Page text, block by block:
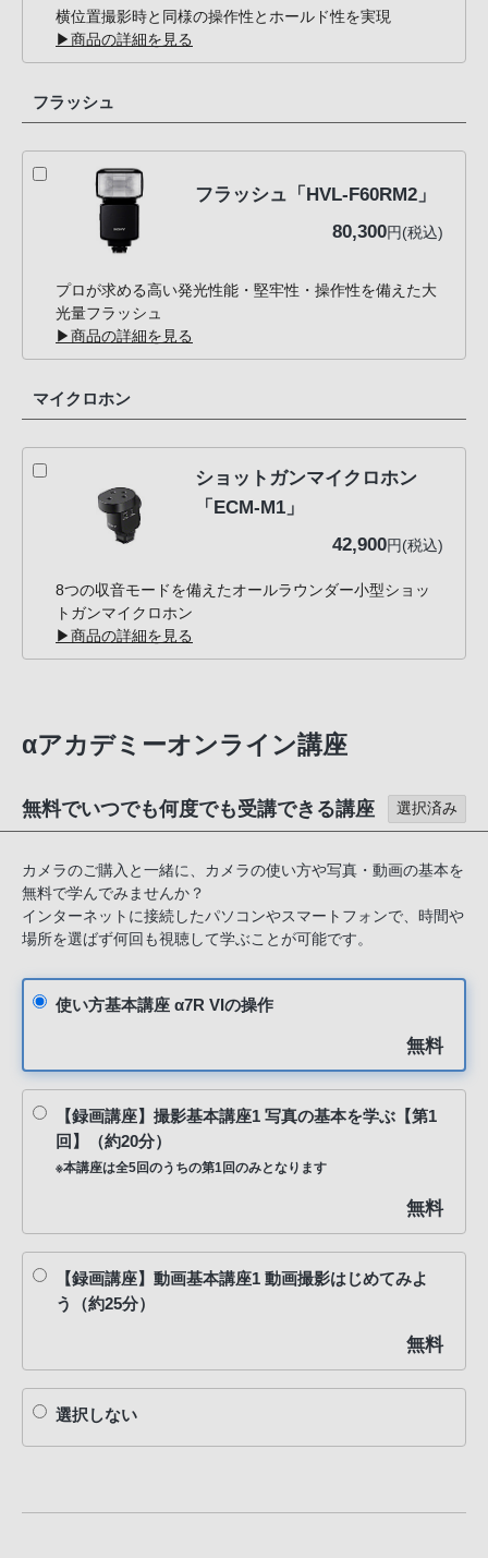
横位置撮影時と同様の操作性とホールド性を実現
▶商品の詳細を見る
フラッシュ
フラッシュ「HVL-F60RM2」
80,300円(税込)
プロが求める高い発光性能・堅牢性・操作性を備えた大
光量フラッシュ
▶商品の詳細を見る
マイクロホン
ショットガンマイクロホン
「ECM-M1」
42,900円(税込)
8つの収音モードを備えたオールラウンダー小型ショッ
トガンマイクロホン
▶商品の詳細を見る
αアカデミーオンライン講座
無料でいつでも何度でも受講できる講座 選択済み
カメラのご購入と一緒に、カメラの使い方や写真・動画の基本を
無料で学んでみませんか？
インターネットに接続したパソコンやスマートフォンで、時間や
場所を選ばず何回も視聴して学ぶことが可能です。
使い方基本講座 α7R VIの操作
無料
【録画講座】撮影基本講座1 写真の基本を学ぶ【第1
回】（約20分）
※本講座は全5回のうちの第1回のみとなります
無料
【録画講座】動画基本講座1 動画撮影はじめてみよ
う（約25分）
無料
選択しない